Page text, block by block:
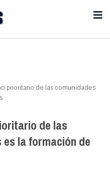
prioritario de las comunidades
de las
la formación de